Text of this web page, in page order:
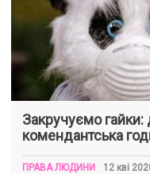
Закручуємо гайки:
комендантська
ПРАВА ЛЮДИНИ 12 кві